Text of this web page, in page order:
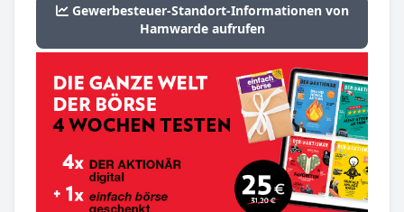
Gewerbesteuer-Standort-Informationen von
Hamwarde aufrufen